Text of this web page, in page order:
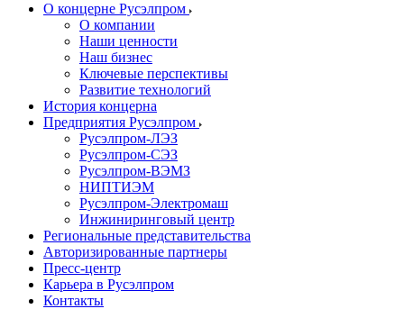
О концерне Русэлпром
О компании
Наши ценности
Наш бизнес
Ключевые перспективы
Развитие технологий
История концерна
Предприятия Русэлпром
Русэлпром-ЛЭЗ
Русэлпром-СЭЗ
Русэлпром-ВЭМЗ
НИПТИЭМ
Русэлпром-Электромаш
Инжиниринговый центр
Региональные представительства
Авторизированные партнеры
Пресс-центр
Карьера в Русэлпром
Контакты